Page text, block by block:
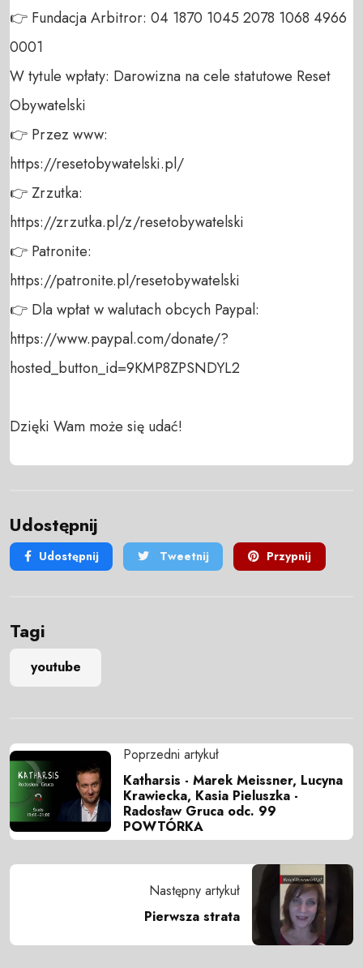
👉 Fundacja Arbitror: 04 1870 1045 2078 1068 4966
0001
W tytule wpłaty: Darowizna na cele statutowe Reset
Obywatelski
👉 Przez www:
https://resetobywatelski.pl/
👉 Zrzutka:
https://zrzutka.pl/z/resetobywatelski
👉 Patronite:
https://patronite.pl/resetobywatelski
👉 Dla wpłat w walutach obcych Paypal:
https://www.paypal.com/donate/?
hosted_button_id=9KMP8ZPSNDYL2
Dzięki Wam może się udać!
Udostępnij
Udostępnij Tweetnij Przypnij
Tagi
youtube
Poprzedni artykuł
Katharsis - Marek Meissner, Lucyna
Krawiecka, Kasia Pieluszka -
Radosław Gruca odc. 99
POWTÓRKA
Następny artykuł
Pierwsza strata